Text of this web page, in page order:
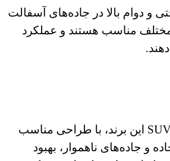
و دوام بالا در جاده‌های آسفالت
مناسب هستند و عملکرد
لاستیک‌های مخصوص SUV این برند، با طراحی مناسب
و جاده‌های ناهموار، بهبود